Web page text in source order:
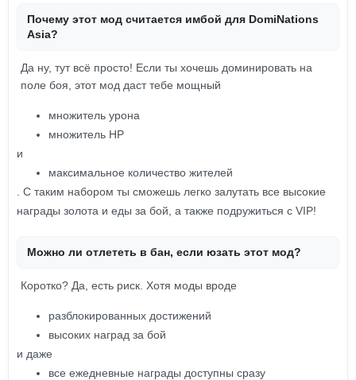
Почему этот мод считается имбой для DomiNations
Asia?
Да ну, тут всё просто! Если ты хочешь доминировать на
поле боя, этот мод даст тебе мощный
множитель урона
множитель HP
и
максимальное количество жителей
. С таким набором ты сможешь легко залутать все высокие
награды золота и еды за бой, а также подружиться с VIP!
Можно ли отлететь в бан, если юзать этот мод?
Коротко? Да, есть риск. Хотя моды вроде
разблокированных достижений
высоких наград за бой
и даже
все ежедневные награды доступны сразу